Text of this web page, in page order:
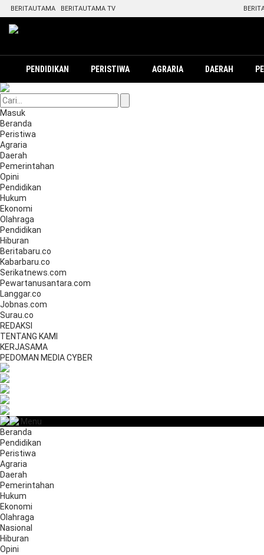
BERITAUTAMA BERITAUTAMA TV
PENDIDIKAN PERISTIWA AGRARIA DAERAH
Masuk
Beranda
Peristiwa
Agraria
Daerah
Pemerintahan
Opini
Pendidikan
Hukum
Ekonomi
Olahraga
Pendidikan
Hiburan
Beritabaru.co
Kabarbaru.co
Serikatnews.com
Pewartanusantara.com
Langgar.co
Jobnas.com
Surau.co
REDAKSI
TENTANG KAMI
KERJASAMA
PEDOMAN MEDIA CYBER
Menu
Beranda
Pendidikan
Peristiwa
Agraria
Daerah
Pemerintahan
Hukum
Ekonomi
Olahraga
Nasional
Hiburan
Opini